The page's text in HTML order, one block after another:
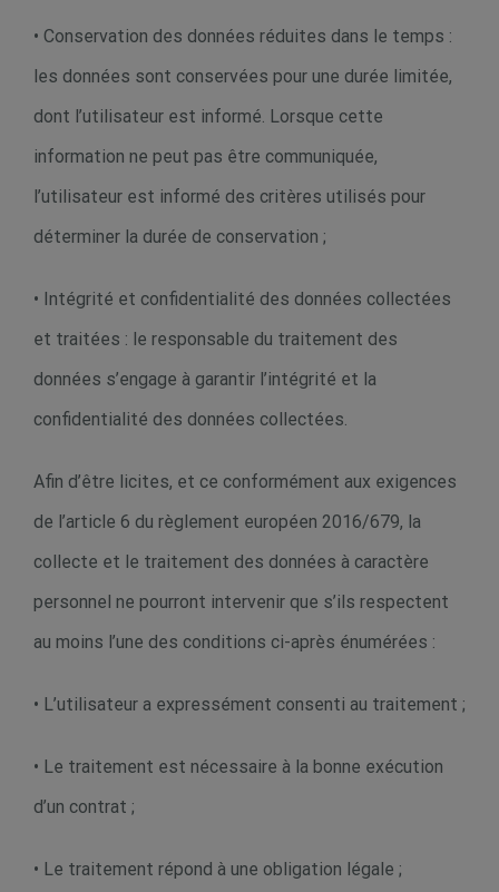
• Conservation des données réduites dans le temps :
les données sont conservées pour une durée limitée,
dont l’utilisateur est informé. Lorsque cette
information ne peut pas être communiquée,
l’utilisateur est informé des critères utilisés pour
déterminer la durée de conservation ;
• Intégrité et confidentialité des données collectées
et traitées : le responsable du traitement des
données s’engage à garantir l’intégrité et la
confidentialité des données collectées.
Afin d’être licites, et ce conformément aux exigences
de l’article 6 du règlement européen 2016/679, la
collecte et le traitement des données à caractère
personnel ne pourront intervenir que s’ils respectent
au moins l’une des conditions ci-après énumérées :
• L’utilisateur a expressément consenti au traitement ;
• Le traitement est nécessaire à la bonne exécution
d’un contrat ;
• Le traitement répond à une obligation légale ;